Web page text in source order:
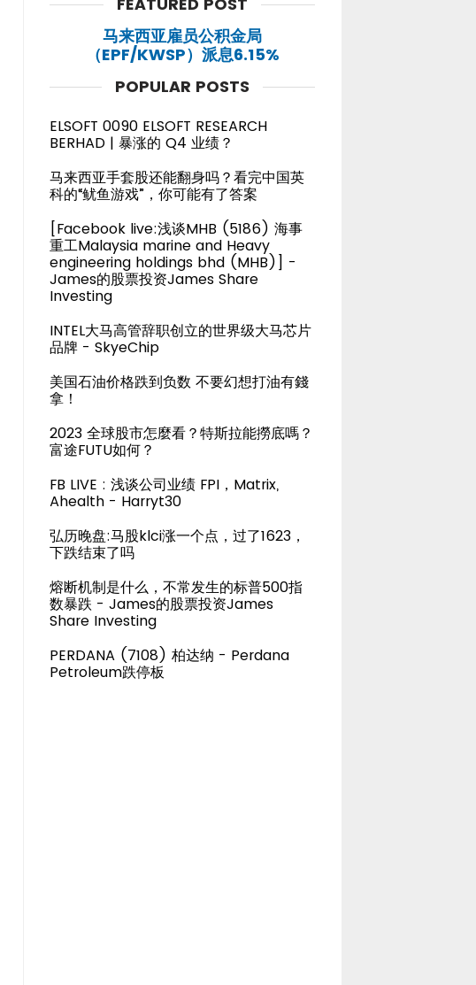
马来西亚雇员公积金局
（EPF/KWSP）派息6.15%
POPULAR POSTS
ELSOFT 0090 ELSOFT RESEARCH
BERHAD | 暴涨的 Q4 业绩？
马来西亚手套股还能翻身吗？看完中国英
科的“鱿鱼游戏”，你可能有了答案
[Facebook live:浅谈MHB (5186) 海事
重工Malaysia marine and Heavy
engineering holdings bhd (MHB)] -
James的股票投资James Share
Investing
INTEL大马高管辞职创立的世界级大马芯片
品牌 - SkyeChip
美国石油价格跌到负数 不要幻想打油有錢
拿！
2023 全球股市怎麼看？特斯拉能撈底嗎？
富途FUTU如何？
FB LIVE : 浅谈公司业绩 FPI，Matrix,
Ahealth - Harryt30
弘历晚盘:马股klci涨一个点，过了1623，
下跌结束了吗
熔断机制是什么，不常发生的标普500指
数暴跌 - James的股票投资James
Share Investing
PERDANA (7108) 柏达纳 - Perdana
Petroleum跌停板